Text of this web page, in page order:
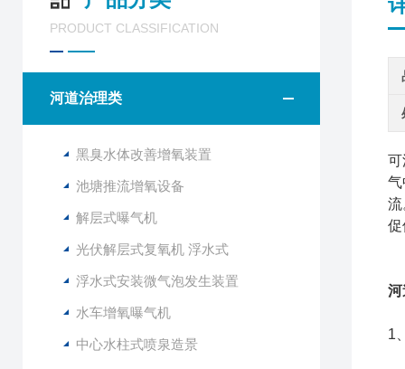
PRODUCT CLASSIFICATION
河道治理类
黑臭水体改善增氧装置
池塘推流增氧设备
解层式曝气机
光伏解层式复氧机 浮水式
浮水式安装微气泡发生装置
水车增氧曝气机
中心水柱式喷泉造景
可
气
流
促
河
1